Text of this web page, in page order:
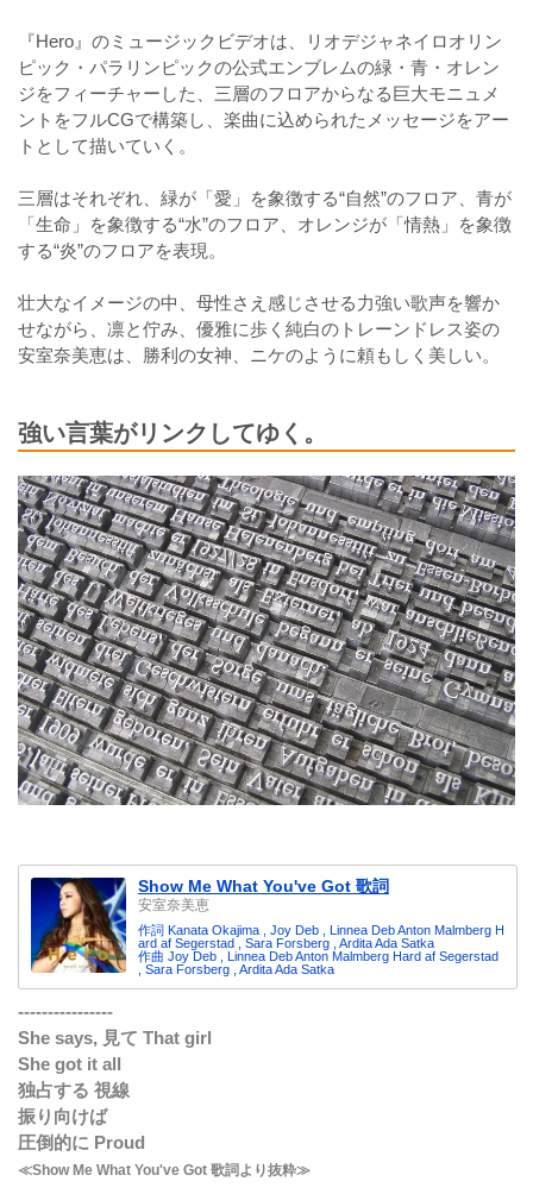
『Hero』のミュージックビデオは、リオデジャネイロオリン
ピック・パラリンピックの公式エンブレムの緑・青・オレン
ジをフィーチャーした、三層のフロアからなる巨大モニュメ
ントをフルCGで構築し、楽曲に込められたメッセージをアー
トとして描いていく。
三層はそれぞれ、緑が「愛」を象徴する“自然”のフロア、青が
「生命」を象徴する“水”のフロア、オレンジが「情熱」を象徴
する“炎”のフロアを表現。
壮大なイメージの中、母性さえ感じさせる力強い歌声を響か
せながら、凛と佇み、優雅に歩く純白のトレーンドレス姿の
安室奈美恵は、勝利の女神、ニケのように頼もしく美しい。
強い言葉がリンクしてゆく。
Show Me What You've Got 歌詞
安室奈美恵
作詞 Kanata Okajima , Joy Deb , Linnea Deb Anton Malmberg H
ard af Segerstad , Sara Forsberg , Ardita Ada Satka
作曲 Joy Deb , Linnea Deb Anton Malmberg Hard af Segerstad
, Sara Forsberg , Ardita Ada Satka
----------------
She says, 見て That girl
She got it all
独占する 視線
振り向けば
圧倒的に Proud
≪Show Me What You've Got 歌詞より抜粋≫